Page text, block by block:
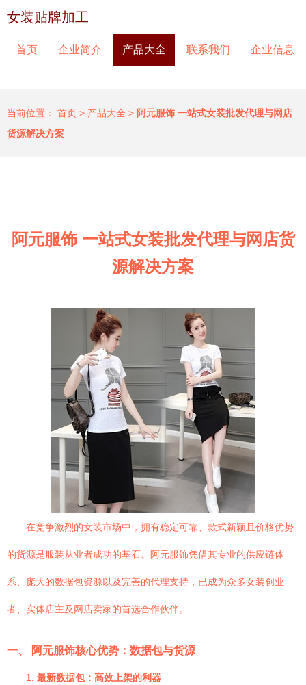
女装贴牌加工
首页 企业简介 产品大全 联系我们 企业信息
当前位置： 首页 > 产品大全 > 阿元服饰 一站式女装批发代理与网店
货源解决方案
阿元服饰 一站式女装批发代理与网店货
源解决方案
在竞争激烈的女装市场中，拥有稳定可靠、款式新颖且价格优势
的货源是服装从业者成功的基石。阿元服饰凭借其专业的供应链体
系、庞大的数据包资源以及完善的代理支持，已成为众多女装创业
者、实体店主及网店卖家的首选合作伙伴。
一、 阿元服饰核心优势：数据包与货源
1. 最新数据包：高效上架的利器